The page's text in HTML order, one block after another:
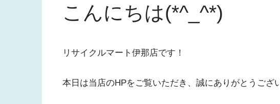
こんにちは(*^_^*)
リサイクルマート伊那店です！
本日は当店のHPをご覧いただき、誠にありがとうござ